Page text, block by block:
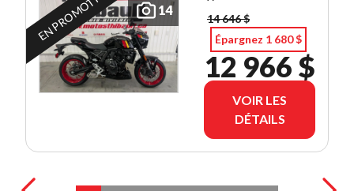
14
14 646 $
Épargnez 1 680 $
12 966 $
VOIR LES
DÉTAILS